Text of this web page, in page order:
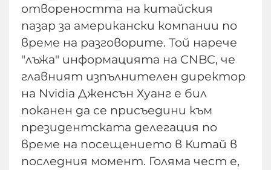
отвореността на китайския
пазар за американски компании по
време на разговорите. Той нарече
"лъжа" информацията на CNBC, че
главният изпълнителен директор
на Nvidia Дженсън Хуанг е бил
поканен да се присъедини към
президентската делегация по
време на посещението в Китай в
последния момент. Голяма чест е,